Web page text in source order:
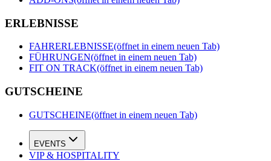
ERLEBNISSE
FAHRERLEBNISSE(öffnet in einem neuen Tab)
FÜHRUNGEN(öffnet in einem neuen Tab)
FIT ON TRACK(öffnet in einem neuen Tab)
GUTSCHEINE
GUTSCHEINE(öffnet in einem neuen Tab)
EVENTS
VIP & HOSPITALITY